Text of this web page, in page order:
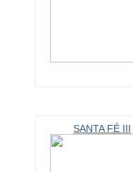
SANTA FÉ III